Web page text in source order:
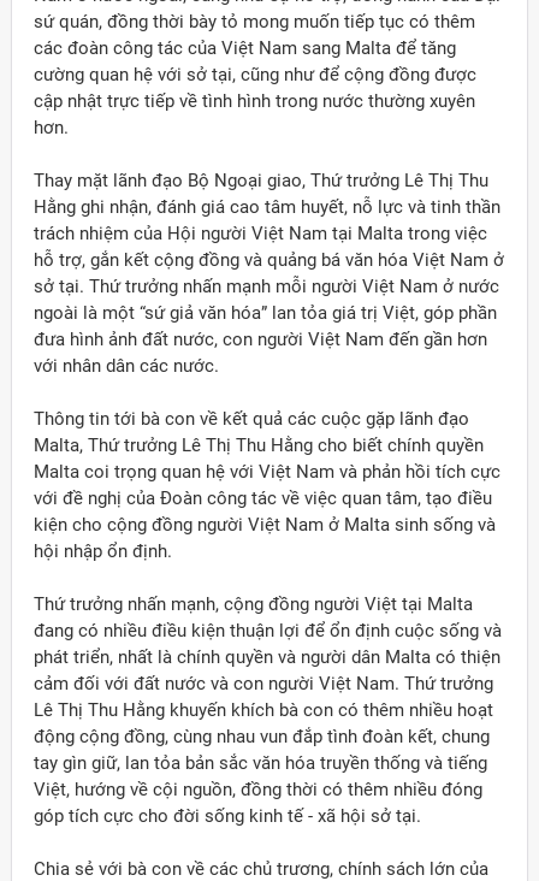
sứ quán, đồng thời bày tỏ mong muốn tiếp tục có thêm
các đoàn công tác của Việt Nam sang Malta để tăng
cường quan hệ với sở tại, cũng như để cộng đồng được
cập nhật trực tiếp về tình hình trong nước thường xuyên
hơn.
Thay mặt lãnh đạo Bộ Ngoại giao, Thứ trưởng Lê Thị Thu
Hằng ghi nhận, đánh giá cao tâm huyết, nỗ lực và tinh thần
trách nhiệm của Hội người Việt Nam tại Malta trong việc
hỗ trợ, gắn kết cộng đồng và quảng bá văn hóa Việt Nam ở
sở tại. Thứ trưởng nhấn mạnh mỗi người Việt Nam ở nước
ngoài là một “sứ giả văn hóa” lan tỏa giá trị Việt, góp phần
đưa hình ảnh đất nước, con người Việt Nam đến gần hơn
với nhân dân các nước.
Thông tin tới bà con về kết quả các cuộc gặp lãnh đạo
Malta, Thứ trưởng Lê Thị Thu Hằng cho biết chính quyền
Malta coi trọng quan hệ với Việt Nam và phản hồi tích cực
với đề nghị của Đoàn công tác về việc quan tâm, tạo điều
kiện cho cộng đồng người Việt Nam ở Malta sinh sống và
hội nhập ổn định.
Thứ trưởng nhấn mạnh, cộng đồng người Việt tại Malta
đang có nhiều điều kiện thuận lợi để ổn định cuộc sống và
phát triển, nhất là chính quyền và người dân Malta có thiện
cảm đối với đất nước và con người Việt Nam. Thứ trưởng
Lê Thị Thu Hằng khuyến khích bà con có thêm nhiều hoạt
động cộng đồng, cùng nhau vun đắp tình đoàn kết, chung
tay gìn giữ, lan tỏa bản sắc văn hóa truyền thống và tiếng
Việt, hướng về cội nguồn, đồng thời có thêm nhiều đóng
góp tích cực cho đời sống kinh tế - xã hội sở tại.
Chia sẻ với bà con về các chủ trương, chính sách lớn của